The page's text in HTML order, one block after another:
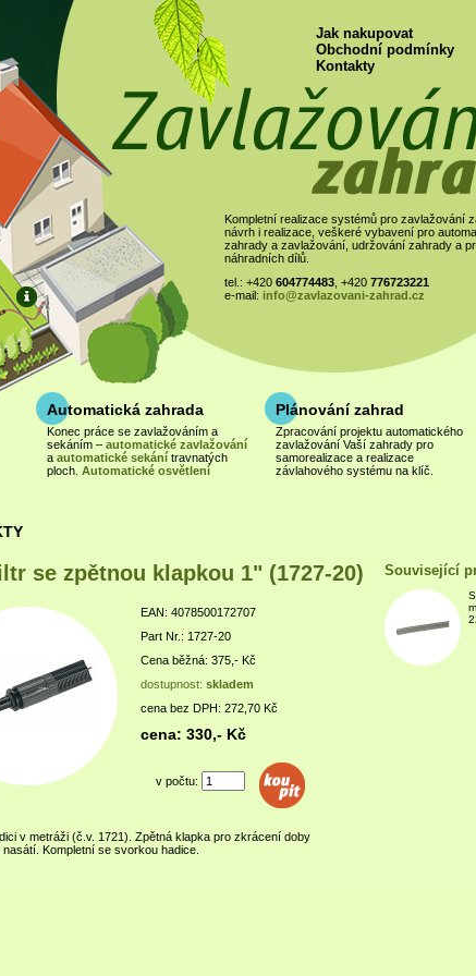
Jak nakupovat
Obchodní podmínky
Kontakty
Kompletní realizace systémů pro zavlažování
návrh i realizace, veškeré vybavení pro
zahrady a zavlažování, udržování zahrady a
náhradních dílů.
tel.: +420 604774483 , +420 776723221
e-mail: info@zavlazovani-zahrad.cz
Automatická zahrada
Konec práce se zavlažováním a
sekáním – automatické zavlažování
a automatické sekání travnatých
ploch. Automatické osvětlení
Plánování zahrad
Zpracování projektu automatického
zavlažování Vaší zahrady pro
samorealizace a realizace
závlahového systému na klíč.
Samozavlažovací
truhlíky
Výroba na míru. Cenu
po zadání rozměrů.
Související
se zpětnou klapkou 1" (1727-20)
EAN: 4078500172707
Part Nr.: 1727-20
Cena běžná: 375,- Kč
dostupnost: skladem
cena bez DPH: 272,70 Kč
cena: 330,- Kč
v počtu:
v metráži (č.v. 1721). Zpětná klapka pro zkrácení doby
Kompletní se svorkou hadice.